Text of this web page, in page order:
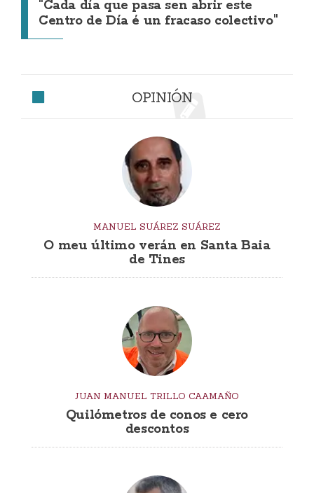
"Cada día que pasa sen abrir este
Centro de Día é un fracaso colectivo"
OPINIÓN
MANUEL SUÁREZ SUÁREZ
O meu último verán en Santa Baia
de Tines
JUAN MANUEL TRILLO CAAMAÑO
Quilómetros de conos e cero
descontos